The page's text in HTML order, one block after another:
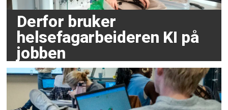
Derfor bruker
helsefagarbeideren KI på
jobben